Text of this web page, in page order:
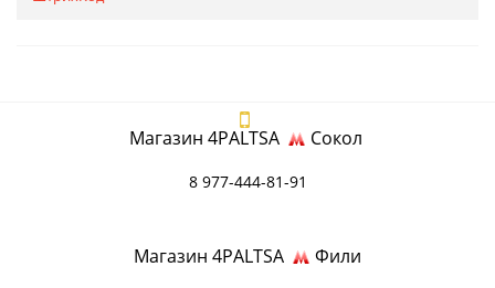
Магазин 4PALTSA Сокол
8 977-444-81-91
Магазин 4PALTSA Фили